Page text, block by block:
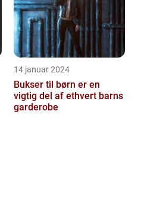
14 januar 2024
Bukser til børn er en
vigtig del af ethvert barns
garderobe